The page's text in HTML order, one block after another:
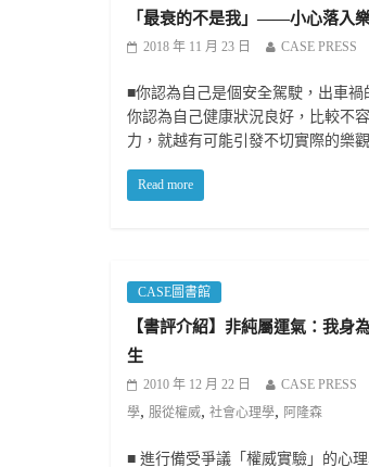
「最衰的不是我」——小心落入
2018 年 11 月 23 日 CASE PRESS
■你認為自己是個安全駕駛，出車
你認為自己健康狀況良好，比較不
力，就越有可能引發不切實際的樂觀
Read more
CASE圖書館
【書評介紹】非純屬運氣：我身
生
2010 年 12 月 22 日 CASE PRESS
學, 服從權威, 社會心理學, 阿隆森
■ 進行備受爭議「權威實驗」的心理